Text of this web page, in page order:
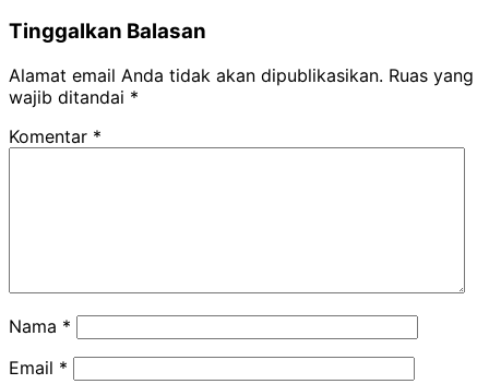
Tinggalkan Balasan
Alamat email Anda tidak akan dipublikasikan. Ruas yang
wajib ditandai *
Komentar *
Nama *
Email *